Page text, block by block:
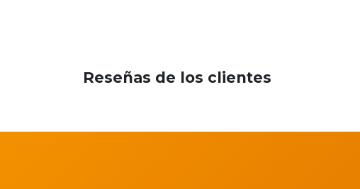
Reseñas de los clientes